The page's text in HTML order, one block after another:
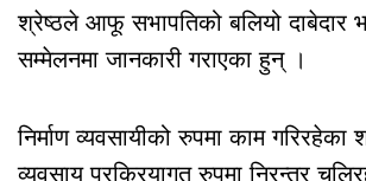
श्रेष्ठले आफू सभापतिको बलियो दाबेदार
सम्मेलनमा जानकारी गराएका हुन् ।
निर्माण व्यवसायीको रुपमा काम
व्यवसाय प्रक्रियागत रुपमा निरन्तर